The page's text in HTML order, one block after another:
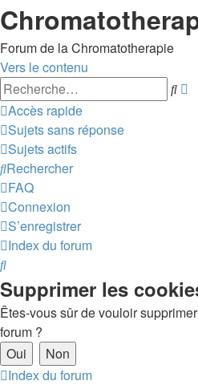
Forum de la Chromatotherapie
Vers le contenu
Accès rapide
Sujets sans réponse
Sujets actifs
Rechercher
FAQ
Connexion
S’enregistrer
Index du forum
Rechercher
Supprimer les
Êtes-vous sûr de vouloir
forum ?
Index du forum